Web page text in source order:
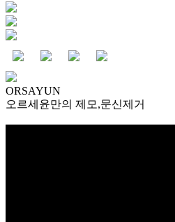
ORSAYUN
오르세윤만의 제모,문신제거